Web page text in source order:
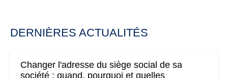
DERNIÈRES ACTUALITÉS
Changer l'adresse du siège social de sa
société : quand, pourquoi et quelles